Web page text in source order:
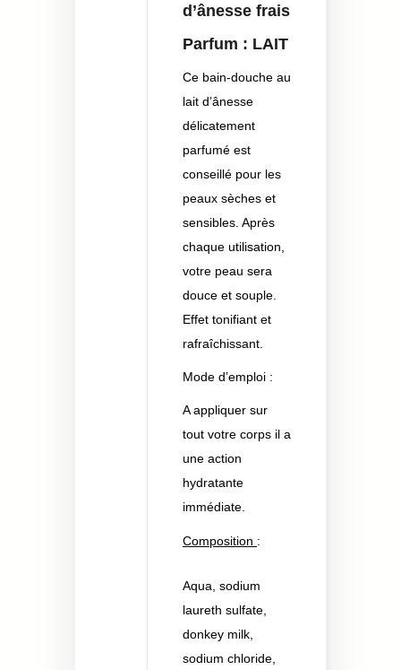
d’ânesse frais
Parfum : LAIT
Ce bain-douche au
lait d’ânesse
délicatement
parfumé est
conseillé pour les
peaux sèches et
sensibles. Après
chaque utilisation,
votre peau sera
douce et souple.
Effet tonifiant et
rafraîchissant.
Mode d’emploi :
A appliquer sur
tout votre corps il a
une action
hydratante
immédiate.
Composition :
Aqua, sodium
laureth sulfate,
donkey milk,
sodium chloride,